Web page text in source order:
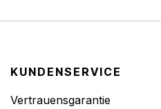
KUNDENSERVICE
Vertrauensgarantie